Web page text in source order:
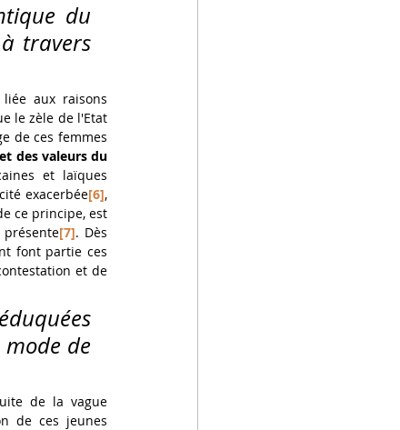
du
travers
aux raisons
le zèle de l'Etat
de ces femmes
des valeurs du
et laïques
exacerbée[6],
ce principe, est
[7]. Dès
font partie ces
et de
de
de la vague
de ces jeunes